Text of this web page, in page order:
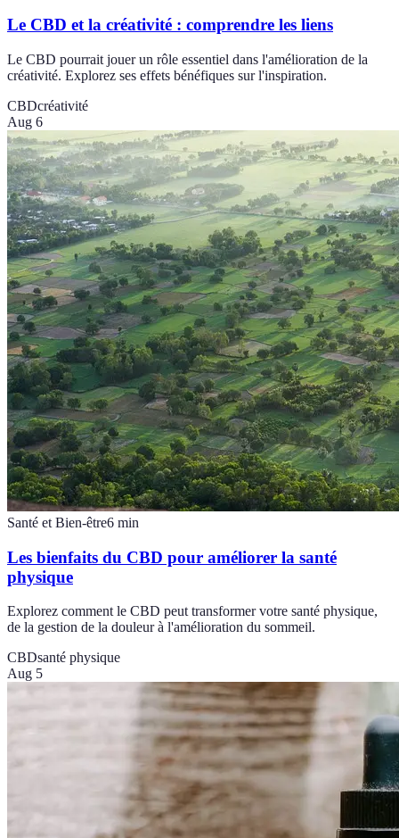
Le CBD et la créativité : comprendre les liens
Le CBD pourrait jouer un rôle essentiel dans l'amélioration de la
créativité. Explorez ses effets bénéfiques sur l'inspiration.
CBDcréativité
Aug 6
Santé et Bien-être6 min
Les bienfaits du CBD pour améliorer la santé
physique
Explorez comment le CBD peut transformer votre santé physique,
de la gestion de la douleur à l'amélioration du sommeil.
CBDsanté physique
Aug 5